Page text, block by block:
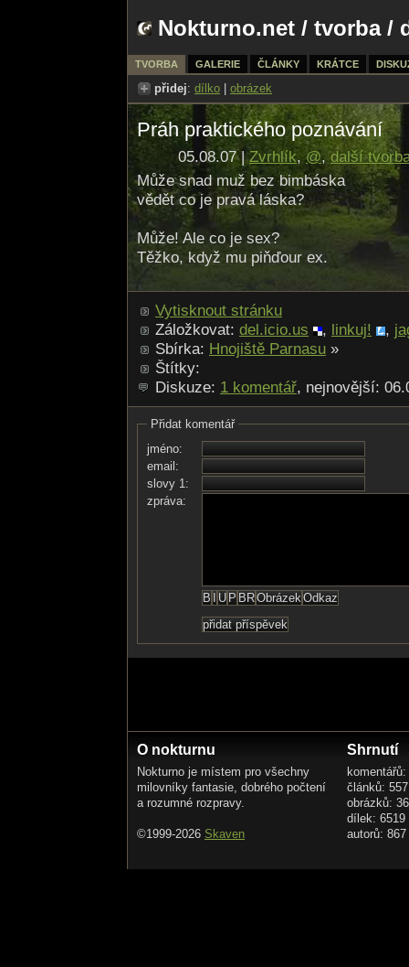
Nokturno.net / tvorba/
TVORBA GALERIE ČLÁNKY KRÁTCE
přidej: dílko obrázek
Práh praktického poznávání
05.08.07 |Zvrhlík,@,další
Může snad muž bez bimbáska
vědět co je pravá láska?
Může! Ale co je sex?
Těžko, když mu piňďour ex.
Vytisknout stránku
Záložkovat: del.icio.us , linkuj! ,
Sbírka: Hnojiště Parnasu »
Štítky:
Diskuze: 1 komentář, nejnovější:
Přidat komentář
jméno:
email:
slovy 1:
zpráva:
O nokturnu
Nokturno je místem pro všechny
milovníky fantasie, dobrého počtení
a rozumné rozpravy.
©1999-2026 Skaven
Shrnutí
článků: 557
obrázků:
dílek: 6519
autorů: 867